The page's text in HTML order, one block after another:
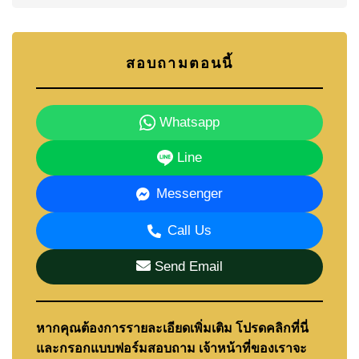
สอบถามตอนนี้
Whatsapp
Line
Messenger
Call Us
Send Email
หากคุณต้องการรายละเอียดเพิ่มเติม โปรดคลิกที่นี่
และกรอกแบบฟอร์มสอบถาม เจ้าหน้าที่ของเราจะ